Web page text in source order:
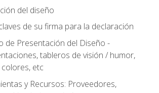
del diseño
de su firma para la declaración
de Presentación del Diseño -
tableros de visión / humor,
etc
y Recursos: Proveedores,